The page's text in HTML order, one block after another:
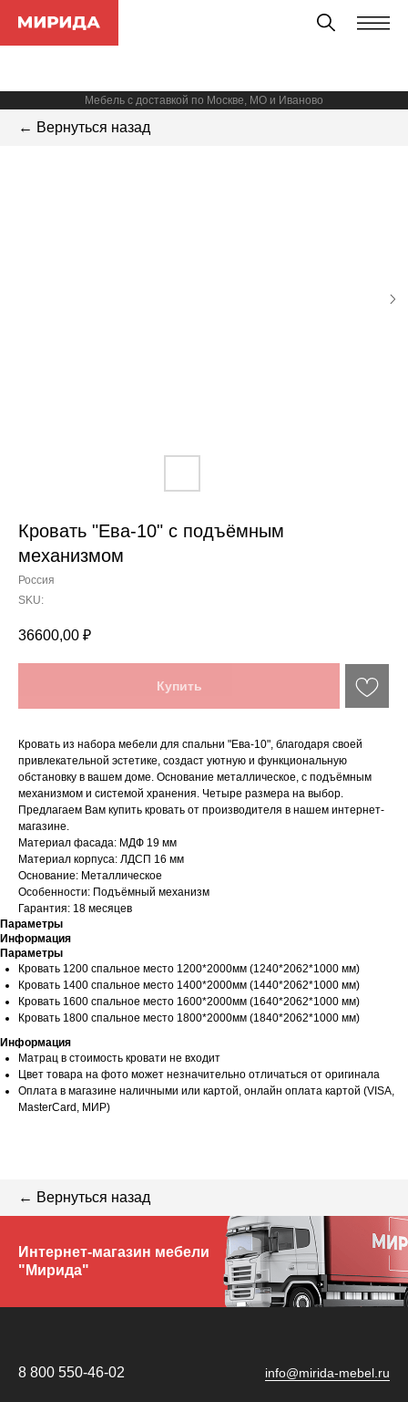
Мебель с доставкой по Москве, МО и Иваново
← Вернуться назад
Кровать "Ева-10" с подъёмным
механизмом
Россия
SKU:
36600,00 ₽
Купить
Кровать из набора мебели для спальни "Ева-10", благодаря своей
привлекательной эстетике, создаст уютную и функциональную
обстановку в вашем доме. Основание металлическое, с подъёмным
механизмом и системой хранения. Четыре размера на выбор.
Предлагаем Вам купить кровать от производителя в нашем интернет-
магазине.
Материал фасада: МДФ 19 мм
Материал корпуса: ЛДСП 16 мм
Основание: Металлическое
Особенности: Подъёмный механизм
Гарантия: 18 месяцев
Параметры
Информация
Параметры
Кровать 1200 спальное место 1200*2000мм (1240*2062*1000 мм)
Кровать 1400 спальное место 1400*2000мм (1440*2062*1000 мм)
Кровать 1600 спальное место 1600*2000мм (1640*2062*1000 мм)
Кровать 1800 спальное место 1800*2000мм (1840*2062*1000 мм)
Информация
Матрац в стоимость кровати не входит
Цвет товара на фото может незначительно отличаться от оригинала
Оплата в магазине наличными или картой, онлайн оплата картой (VISA,
MasterCard, МИР)
← Вернуться назад
Интернет-магазин мебели
"Мирида"
info@mirida-mebel.ru
8 800 550-46-02